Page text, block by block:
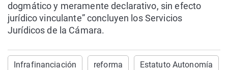
dogmático y meramente declarativo, sin efecto
jurídico vinculante” concluyen los Servicios
Jurídicos de la Cámara.
Infrafinanciación reforma Estatuto Autonomía